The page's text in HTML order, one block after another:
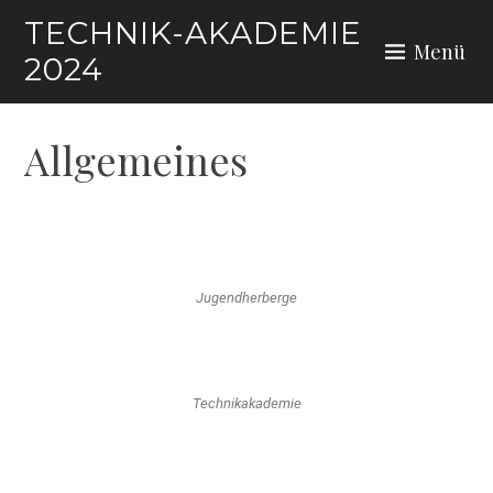
TECHNIK-AKADEMIE
2024
Menü
Allgemeines
Jugendherberge
Technikakademie